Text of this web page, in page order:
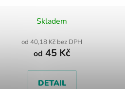
hodnocení
produktu
je
z
Skladem
od 40,18 Kč bez DPH
od 45 Kč
DETAIL